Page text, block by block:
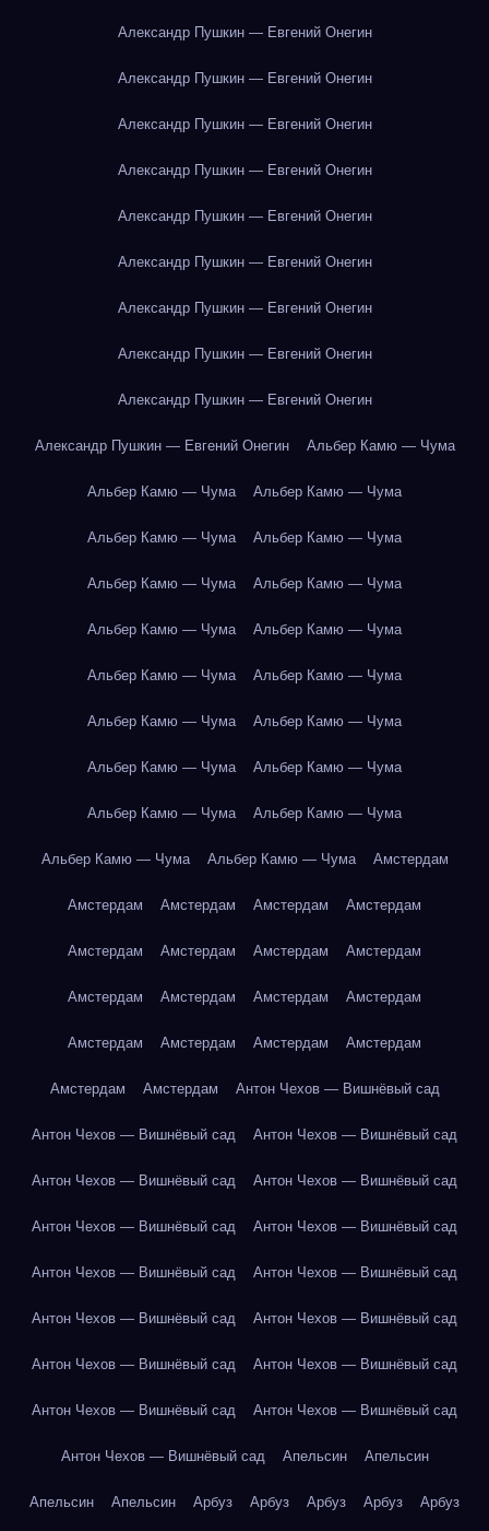
Александр Пушкин — Евгений Онегин
Александр Пушкин — Евгений Онегин
Александр Пушкин — Евгений Онегин
Александр Пушкин — Евгений Онегин
Александр Пушкин — Евгений Онегин
Александр Пушкин — Евгений Онегин
Александр Пушкин — Евгений Онегин
Александр Пушкин — Евгений Онегин
Александр Пушкин — Евгений Онегин
Александр Пушкин — Евгений Онегин Альбер Камю — Чума
Альбер Камю — Чума Альбер Камю — Чума
Альбер Камю — Чума Альбер Камю — Чума
Альбер Камю — Чума Альбер Камю — Чума
Альбер Камю — Чума Альбер Камю — Чума
Альбер Камю — Чума Альбер Камю — Чума
Альбер Камю — Чума Альбер Камю — Чума
Альбер Камю — Чума Альбер Камю — Чума
Альбер Камю — Чума Альбер Камю — Чума
Альбер Камю — Чума Альбер Камю — Чума Амстердам
Амстердам Амстердам Амстердам Амстердам
Амстердам Амстердам Амстердам Амстердам
Амстердам Амстердам Амстердам Амстердам
Амстердам Амстердам Амстердам Амстердам
Амстердам Амстердам Антон Чехов — Вишнёвый сад
Антон Чехов — Вишнёвый сад Антон Чехов — Вишнёвый сад
Антон Чехов — Вишнёвый сад Антон Чехов — Вишнёвый сад
Антон Чехов — Вишнёвый сад Антон Чехов — Вишнёвый сад
Антон Чехов — Вишнёвый сад Антон Чехов — Вишнёвый сад
Антон Чехов — Вишнёвый сад Антон Чехов — Вишнёвый сад
Антон Чехов — Вишнёвый сад Антон Чехов — Вишнёвый сад
Антон Чехов — Вишнёвый сад Антон Чехов — Вишнёвый сад
Антон Чехов — Вишнёвый сад Апельсин Апельсин
Апельсин Апельсин Арбуз Арбуз Арбуз Арбуз Арбуз